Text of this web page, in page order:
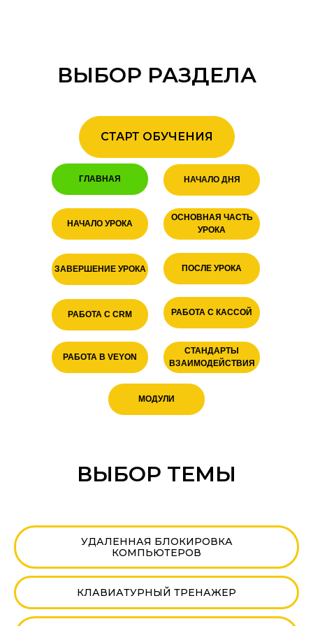
ВЫБОР РАЗДЕЛА
СТАРТ ОБУЧЕНИЯ
ГЛАВНАЯ НАЧАЛО ДНЯ
НАЧАЛО УРОКА
ОСНОВНАЯ ЧАСТЬ
УРОКА
ЗАВЕРШЕНИЕ УРОКА ПОСЛЕ УРОКА
РАБОТА С КАССОЙ
РАБОТА С CRM
РАБОТА В VEYON
СТАНДАРТЫ
ВЗАИМОДЕЙСТВИЯ
МОДУЛИ
ВЫБОР ТЕМЫ
УДАЛЕННАЯ БЛОКИРОВКА
КОМПЬЮТЕРОВ
КЛАВИАТУРНЫЙ ТРЕНАЖЕР